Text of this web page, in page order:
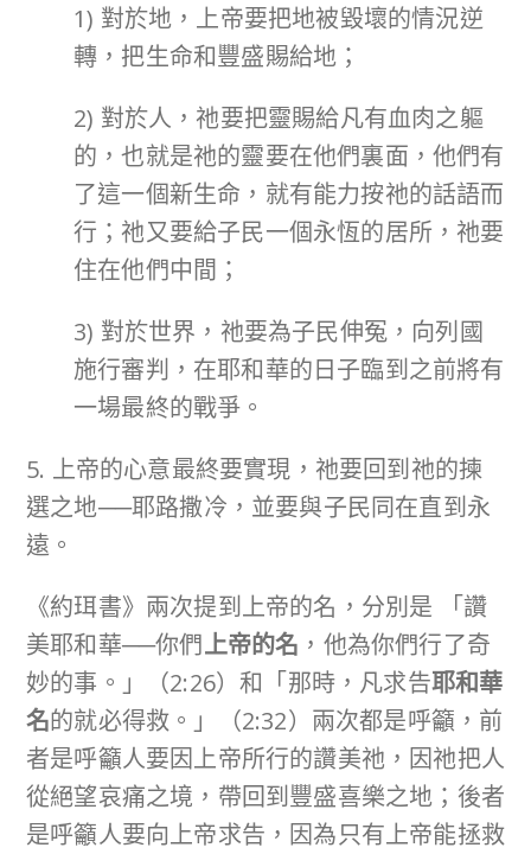
1) 對於地，上帝要把地被毀壞的情況逆
轉，把生命和豐盛賜給地；
2) 對於人，祂要把靈賜給凡有血肉之軀
的，也就是祂的靈要在他們裏面，他們有
了這一個新生命，就有能力按祂的話語而
行；祂又要給子民一個永恆的居所，祂要
住在他們中間；
3) 對於世界，祂要為子民伸冤，向列國
施行審判，在耶和華的日子臨到之前將有
一場最終的戰爭。
5. 上帝的心意最終要實現，祂要回到祂的揀
選之地──耶路撒冷，並要與子民同在直到永
遠。
《約珥書》兩次提到上帝的名，分別是 「讚
美耶和華──你們上帝的名 ，他為你們行了奇
妙的事。」（2:26）和「那時，凡求告耶和華
名的就必得救。」（2:32）兩次都是呼籲，前
者是呼籲人要因上帝所行的讚美祂，因祂把人
從絕望哀痛之境，帶回到豐盛喜樂之地；後者
是呼籲人要向上帝求告，因為只有上帝能拯救